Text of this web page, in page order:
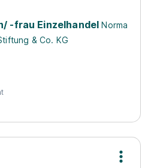
-frau Einzelhandel Norma
& Co. KG